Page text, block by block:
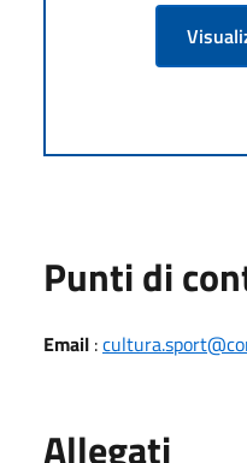
Punti di
Email :
Allegati